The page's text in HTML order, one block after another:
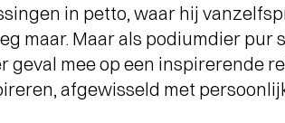
in petto, waar hij
maar. Maar als podiumdier pur
geval mee op een inspirerende
afgewisseld met